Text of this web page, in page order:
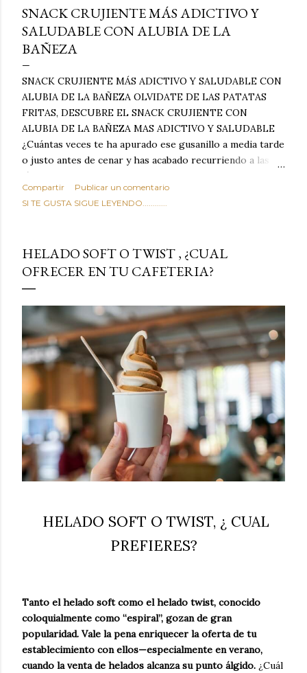
SNACK CRUJIENTE MÁS ADICTIVO Y
SALUDABLE CON ALUBIA DE LA
BAÑEZA
SNACK CRUJIENTE MÁS ADICTIVO Y SALUDABLE CON
ALUBIA DE LA BAÑEZA OLVIDATE DE LAS PATATAS
FRITAS, DESCUBRE EL SNACK CRUJIENTE CON
ALUBIA DE LA BAÑEZA MAS ADICTIVO Y SALUDABLE
¿Cuántas veces te ha apurado ese gusanillo a media tarde
o justo antes de cenar y has acabado recurriendo a las
típicas patatas de bolsa, frutos secos fritos o snacks
ultraprocesados llenos de grasas saturadas y sodio?
Todos hemos estado ahí. Sin embargo, cuidarse no tiene
satisface. Estas alubias crujientes al horno van a cambiar
por completo tu forma de ver las legumbres. Olvídate de
asociar las alubias únicamente a los guisos tradicionales y
revolucionaria, transformaremos un ingrediente tan
humilde como la alubia de La Bañeza en un snack ligero,
dorado, cargado de proteína y 100% natural. Es el
sustituto perfecto a los frutos se...
Compartir
Publicar un comentario
SI TE GUSTA SIGUE LEYENDO............
HELADO SOFT O TWIST , ¿CUAL
OFRECER EN TU CAFETERIA?
HELADO SOFT O TWIST, ¿ CUAL
PREFIERES?
Tanto el helado soft como el helado twist, conocido
coloquialmente como “espiral”, gozan de gran
popularidad. Vale la pena enriquecer la oferta de tu
establecimiento con ellos—especialmente en verano,
cuando la venta de helados alcanza su punto álgido. ¿Cuál